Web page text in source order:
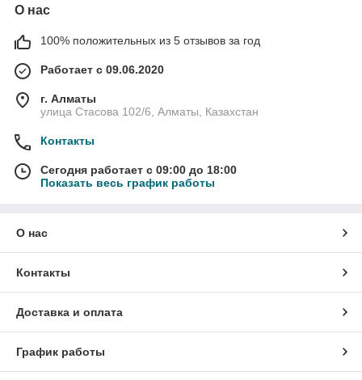
О нас
100% положительных из 5 отзывов за год
Работает с 09.06.2020
г. Алматы
улица Стасова 102/6, Алматы, Казахстан
Контакты
Сегодня работает с 09:00 до 18:00
Показать весь график работы
О нас
Контакты
Доставка и оплата
График работы